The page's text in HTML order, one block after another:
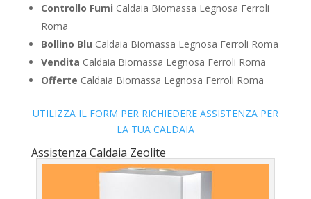
Controllo Fumi Caldaia Biomassa Legnosa Ferroli
Roma
Bollino Blu Caldaia Biomassa Legnosa Ferroli Roma
Vendita Caldaia Biomassa Legnosa Ferroli Roma
Offerte Caldaia Biomassa Legnosa Ferroli Roma
UTILIZZA IL FORM PER RICHIEDERE ASSISTENZA PER
LA TUA CALDAIA
Assistenza Caldaia Zeolite